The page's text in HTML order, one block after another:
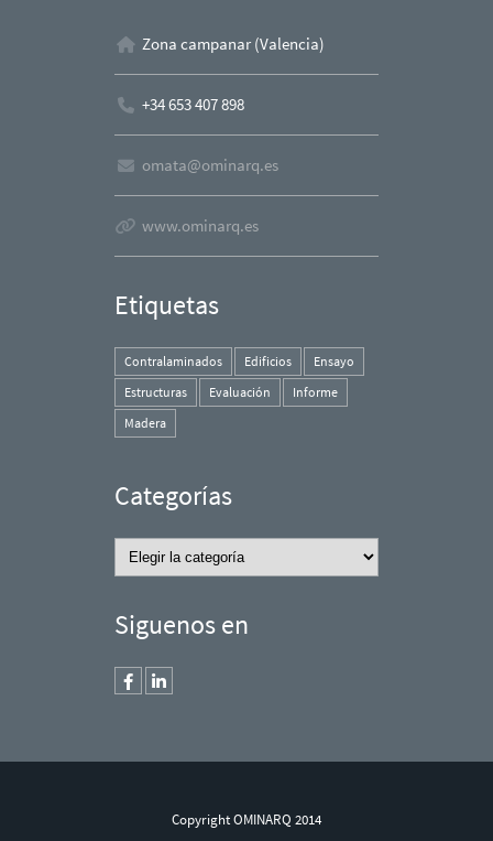
Zona campanar (Valencia)
+34 653 407 898
omata@ominarq.es
www.ominarq.es
Etiquetas
Contralaminados Edificios
Ensayo
Estructuras
Evaluación
Informe
Madera
Categorías
Categorías
Siguenos en
Copyright OMINARQ 2014